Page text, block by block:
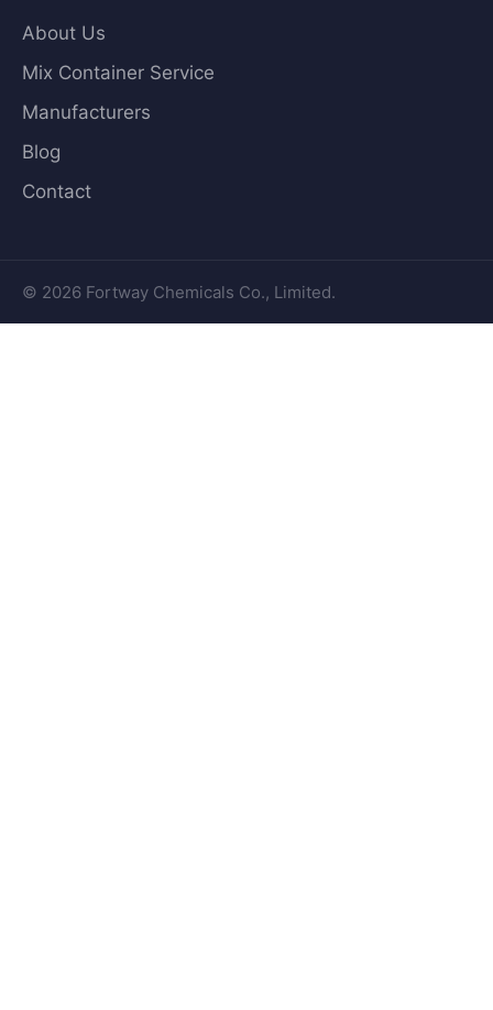
About Us
Mix Container Service
Manufacturers
Blog
Contact
© 2026 Fortway Chemicals Co., Limited.